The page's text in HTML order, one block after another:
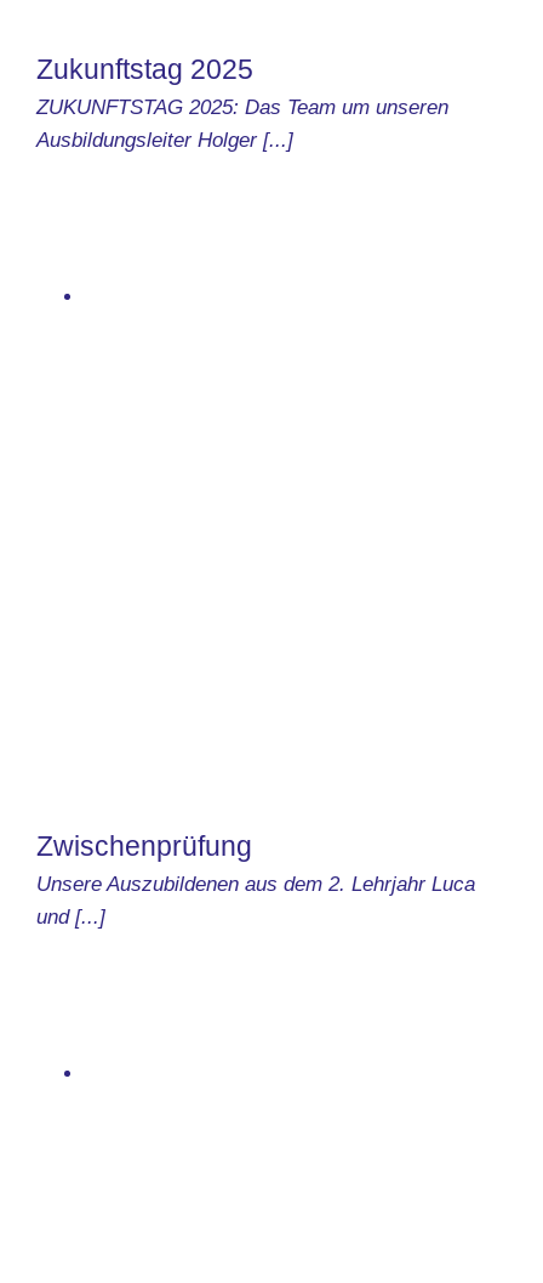
Zukunftstag 2025
ZUKUNFTSTAG 2025: Das Team um unseren
Ausbildungsleiter Holger [...]
Zwischenprüfung
Unsere Auszubildenen aus dem 2. Lehrjahr Luca
und [...]